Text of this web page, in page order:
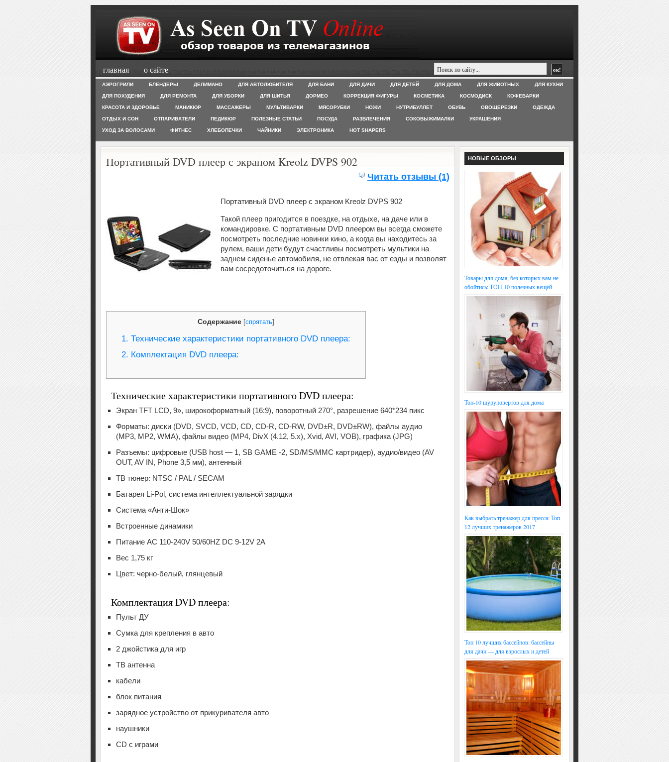
главная о сайте
АЭРОГРИЛИ БЛЕНДЕРЫ ДЕЛИМАНО ДЛЯ АВТОЛЮБИТЕЛЯ ДЛЯ БАНИ ДЛЯ ДАЧИ ДЛЯ ДЕТЕЙ ДЛЯ ДОМА ДЛЯ ЖИВОТНЫХ ДЛЯ КУХНИ
ДЛЯ ПОХУДЕНИЯ ДЛЯ РЕМОНТА ДЛЯ УБОРКИ ДЛЯ ШИТЬЯ ДОРМЕО КОРРЕКЦИЯ ФИГУРЫ КОСМЕТИКА КОСМОДИСК КОФЕВАРКИ
КРАСОТА И ЗДОРОВЬЕ МАНИКЮР МАССАЖЕРЫ МУЛЬТИВАРКИ МЯСОРУБКИ НОЖИ НУТРИБУЛЛЕТ ОБУВЬ ОВОЩЕРЕЗКИ ОДЕЖДА
ОТДЫХ И СОН ОТПАРИВАТЕЛИ ПЕДИКЮР ПОЛЕЗНЫЕ СТАТЬИ ПОСУДА РАЗВЛЕЧЕНИЯ СОКОВЫЖИМАЛКИ УКРАШЕНИЯ
УХОД ЗА ВОЛОСАМИ ФИТНЕС ХЛЕБОПЕЧКИ ЧАЙНИКИ ЭЛЕКТРОНИКА HOT SHAPERS
Портативный DVD плеер с экраном Kreolz DVPS 902
Читать отзывы (1)
Портативный DVD плеер с экраном Kreolz DVPS 902
Такой плеер пригодится в поездке, на отдыхе, на даче или в
командировке. С портативным DVD плеером вы всегда сможете
посмотреть последние новинки кино, а когда вы находитесь за
рулем, ваши дети будут счастливы посмотреть мультики на
заднем сиденье автомобиля, не отвлекая вас от езды и позволят
вам сосредоточиться на дороге.
Содержание [спрятать]
1. Технические характеристики портативного DVD плеера:
2. Комплектация DVD плеера:
Технические характеристики портативного DVD плеера:
Экран TFT LCD, 9», широкоформатный (16:9), поворотный 270°, разрешение 640*234 пикс
Форматы: диски (DVD, SVCD, VCD, CD, CD-R, CD-RW, DVD±R, DVD±RW), файлы аудио
(MP3, MP2, WMA), файлы видео (MP4, DivX (4.12, 5.x), Xvid, AVI, VOB), графика (JPG)
Разъемы: цифровые (USB host — 1, SB GAME -2, SD/MS/MMC картридер), аудио/видео (AV
OUT, AV IN, Phone 3,5 мм), антенный
ТВ тюнер: NTSC / PAL / SECAM
Батарея Li-Pol, система интеллектуальной зарядки
Система «Анти-Шок»
Встроенные динамики
Питание AC 110-240V 50/60HZ DC 9-12V 2A
Вес 1,75 кг
Цвет: черно-белый, глянцевый
Комплектация DVD плеера:
Пульт ДУ
Сумка для крепления в авто
2 джойстика для игр
ТВ антенна
кабели
блок питания
зарядное устройство от прикуривателя авто
наушники
CD с играми
НОВЫЕ ОБЗОРЫ
Товары для дома, без которых вам не
обойтись: ТОП 10 полезных вещей
Топ-10 шуруповертов для дома
Как выбрать тренажер для пресса: Топ
12 лучших тренажеров 2017
Топ 10 лучших бассейнов: бассейны
для дачи — для взрослых и детей